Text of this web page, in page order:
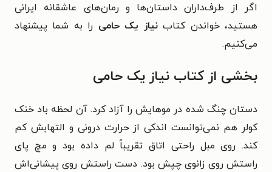
اگر از طرف‌داران داستان‌ها و رمان‌های عاشقانه ایرانی
هستید، خواندن کتابنیاز یک حامی را به شما پیشنهاد
می‌کنیم.
بخشی از کتاب نیاز یک حامی
دستان چنگ شده در موهایش را آزاد کرد. آن لحظه باد خنک
کولر هم نمی‌توانست اندکی از حرارت درونی و التهابش کم
کند. روی مبل راحتی اتاق تقریباً لم داده بود و مچ پای
راستش روی زانوی چپش بود. دست راستش روی پیشانی‌اش